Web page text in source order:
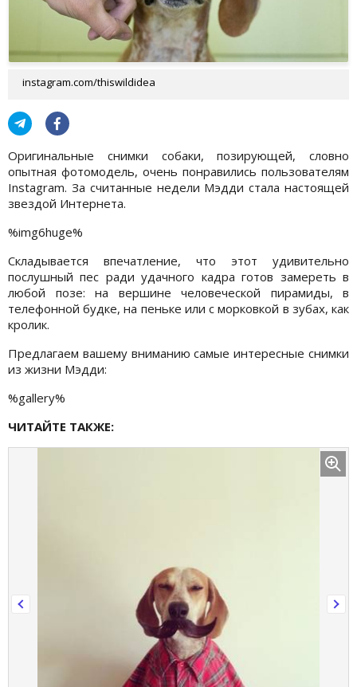
instagram.com/thiswildidea
Оригинальные снимки собаки, позирующей, словно
опытная фотомодель, очень понравились пользователям
Instagram. За считанные недели Мэдди стала настоящей
звездой Интернета.
%img6huge%
Складывается впечатление, что этот удивительно
послушный пес ради удачного кадра готов замереть в
любой позе: на вершине человеческой пирамиды, в
телефонной будке, на пеньке или с морковкой в зубах, как
кролик.
Предлагаем вашему вниманию самые интересные снимки
из жизни Мэдди:
%gallery%
ЧИТАЙТЕ ТАКЖЕ: